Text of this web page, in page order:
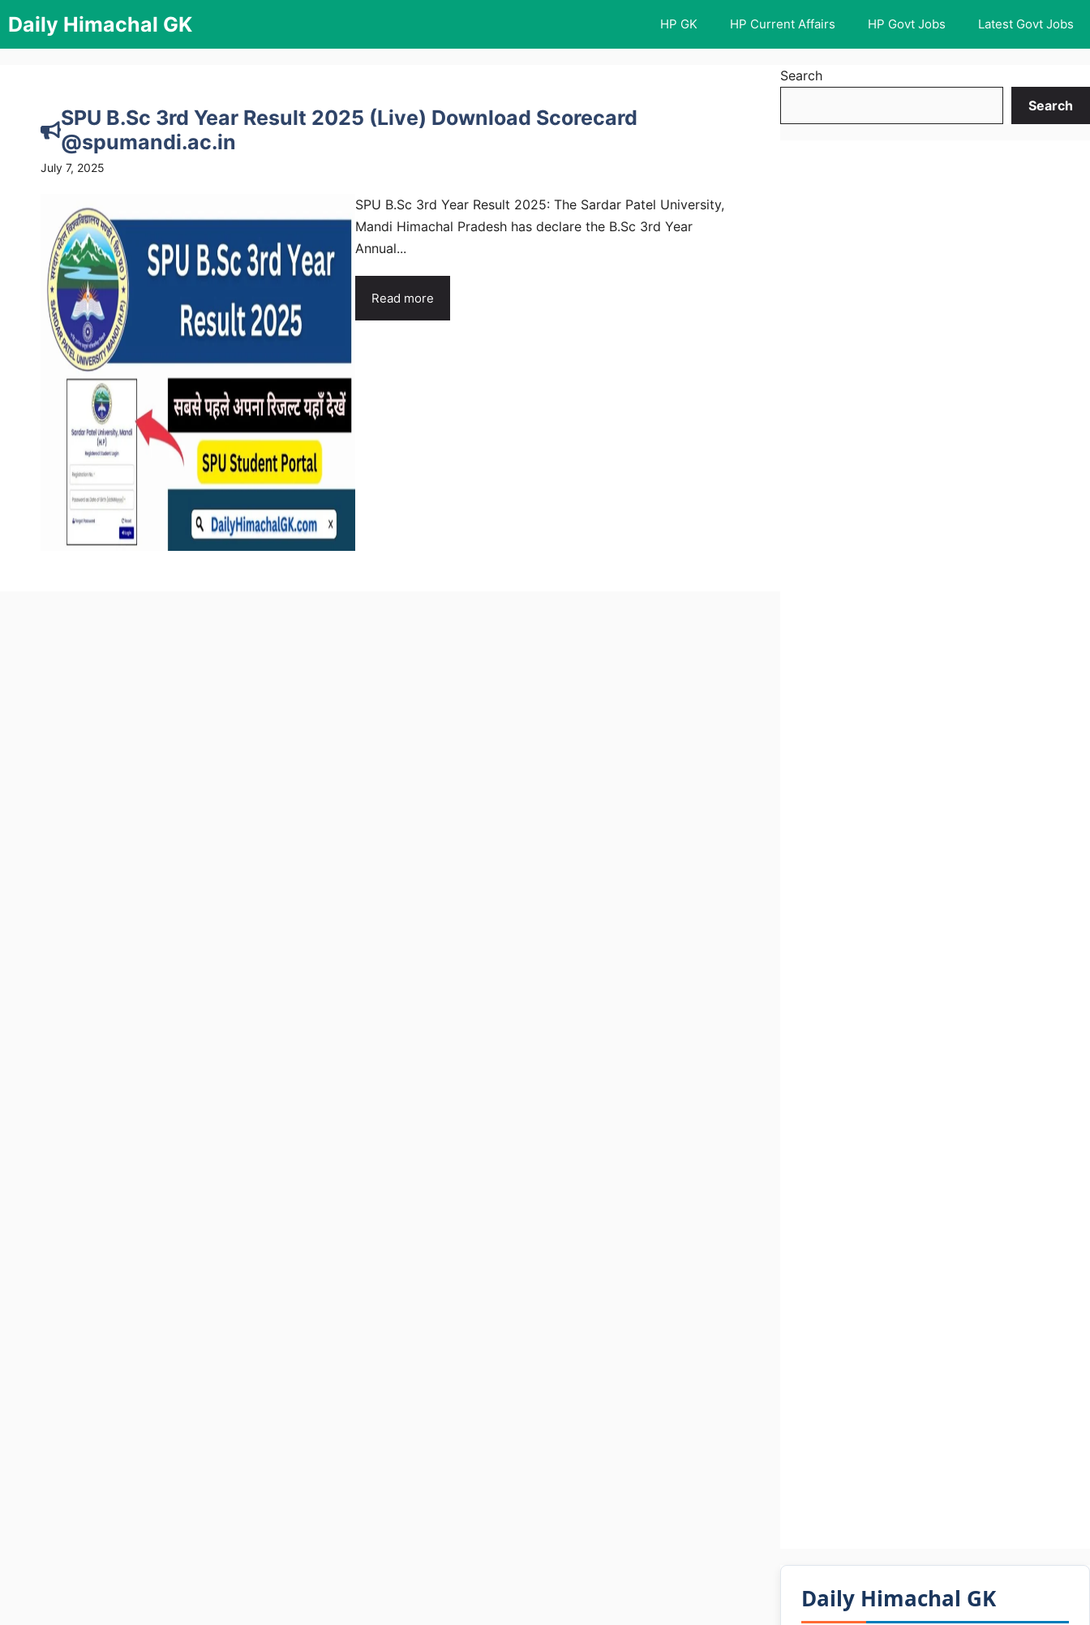
to
content
Daily Himachal GK HP GK HP Current Affairs HP Govt Jobs Latest Govt Jobs
SPU B.Sc 3rd Year Result 2025 (Live) Download Scorecard
@spumandi.ac.in
July 7, 2025
SPU B.Sc 3rd Year Result 2025: The Sardar Patel University,
Mandi Himachal Pradesh has declare the B.Sc 3rd Year
Annual...
Read more
Search
Search
Daily Himachal GK​​